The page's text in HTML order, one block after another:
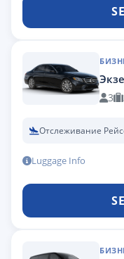
3
Отслеживание
Luggage Info